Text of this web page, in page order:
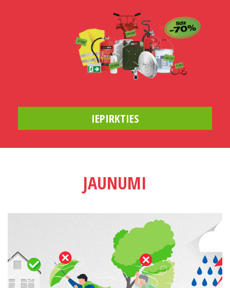
60 STUNDU PAMATLĪMEŅA KURSI
„DARBA AIZSARDZĪBĀ”
UZZINĀT VAIRĀK